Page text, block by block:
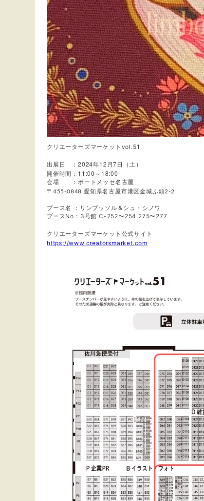
クリエーターズマーケットvol.51
出展日 ：2024年12月7日 （ 土 ）
開催時間：11:00 ～ 18:00
会場 ：ポートメッセ名古屋
〒455-0848 愛知県名古屋市港区金城ふ頭2-2
ブース名 ：リンブッソル＆シュ・シノワ
ブースNo：3号館 C-252〜254,275〜277
クリエーターズマーケット公式サイト
https://www.creatorsmarket.com